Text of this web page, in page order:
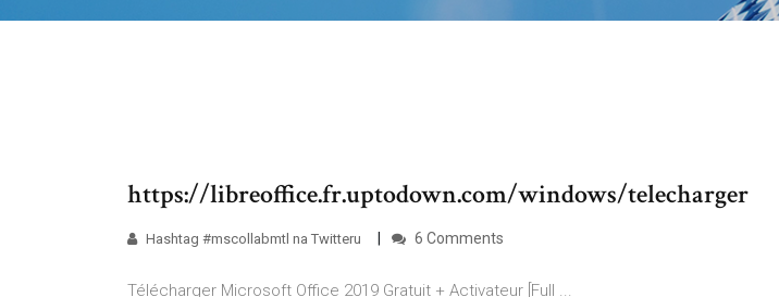
https://libreoffice.fr.uptodown.com/windows/telecharger
Hashtag #mscollabmtl na Twitteru 6 Comments
Télécharger Microsoft Office 2019 Gratuit + Activateur [Full ...